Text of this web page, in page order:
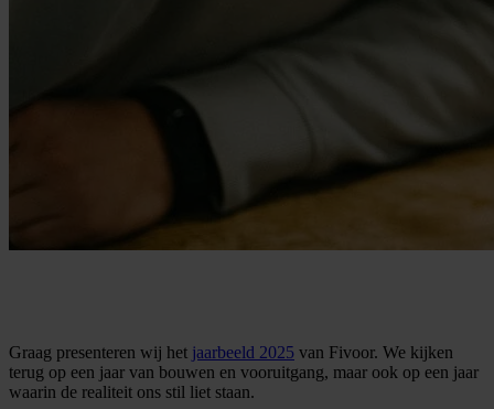
Graag presenteren wij het jaarbeeld 2025 van Fivoor. We kijken
terug op een jaar van bouwen en vooruitgang, maar ook op een jaar
waarin de realiteit ons stil liet staan.